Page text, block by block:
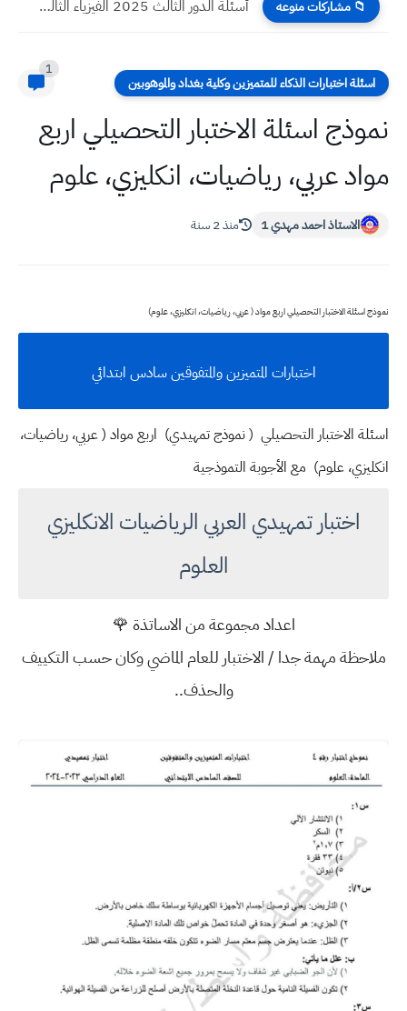
📁 مشاركات منوعه أسئلة الدور الثالث 2025 الفيزياء الثالث المتوسط
اسئلة اختبارات الذكاء للمتميزين وكلية بغداد والموهوبين
1
نموذج اسئلة الاختبار التحصيلي اربع
مواد عربي، رياضيات، انكليزي، علوم
الاستاذ احمد مهدي 1 منذ 2 سنة
نموذج اسئلة الاختبار التحصيلي اربع مواد ( عربي، رياضيات، انكليزي، علوم)
اختبارات المتميزين والمتفوقين سادس ابتدائي
اسئلة الاختبار التحصيلي ( نموذج تمهيدي) اربع مواد ( عربي، رياضيات،
انكليزي، علوم) مع الأجوبة التموذجية
اختبار تمهيدي العربي الرياضيات الانكليزي
العلوم
اعداد مجموعة من الاساتذة 🌹
ملاحظة مهمة جدا / الاختبار للعام الماضي وكان حسب التكييف
والحذف..